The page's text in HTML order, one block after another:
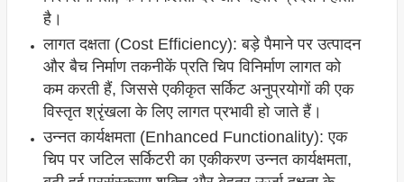
है।
लागत दक्षता (Cost Efficiency): बड़े पैमाने पर उत्पादन
और बैच निर्माण तकनीकें प्रति चिप विनिर्माण लागत को
कम करती हैं, जिससे एकीकृत सर्किट अनुप्रयोगों की एक
विस्तृत श्रृंखला के लिए लागत प्रभावी हो जाते हैं।
उन्नत कार्यक्षमता (Enhanced Functionality): एक
चिप पर जटिल सर्किटरी का एकीकरण उन्नत कार्यक्षमता,